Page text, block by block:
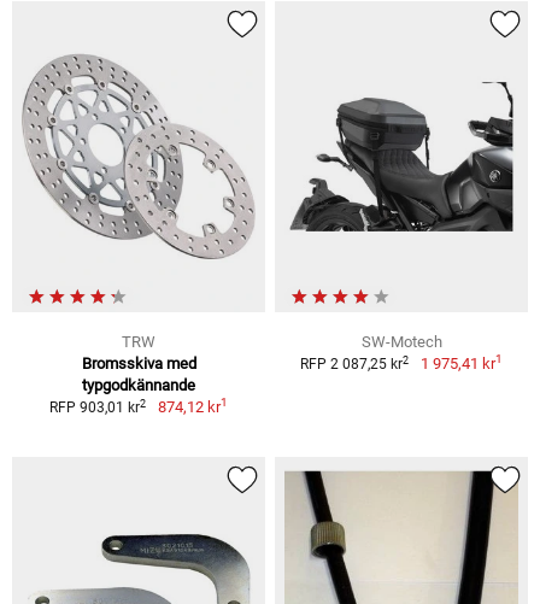
TRW
Bromsskiva med
typgodkännande
RFP 903,01 kr2 874,12 kr1
SW-Motech
RFP 2 087,25 kr2 1 975,41 kr1